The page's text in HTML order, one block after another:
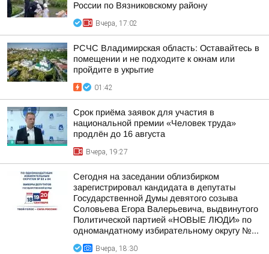
России по Вязниковскому району
Вчера, 17:02
РСЧС Владимирская область: Оставайтесь в
помещении и не подходите к окнам или
пройдите в укрытие
01:42
Срок приёма заявок для участия в
национальной премии «Человек труда»
продлён до 16 августа
Вчера, 19:27
Сегодня на заседании облизбирком
зарегистрировал кандидата в депутаты
Государственной Думы девятого созыва
Соловьева Егора Валерьевича, выдвинутого
Политической партией «НОВЫЕ ЛЮДИ» по
одномандатному избирательному округу №...
Вчера, 18:30